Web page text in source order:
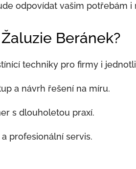
odpovídat vašim potřebám i
Beránek?
techniky pro firmy i
a návrh řešení na míru.
s dlouholetou praxí.
profesionální servis.